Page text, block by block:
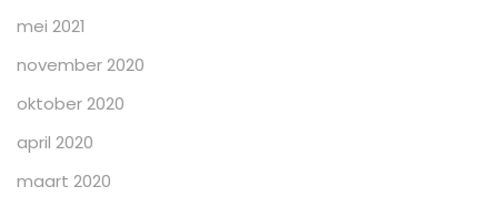
mei 2021
november 2020
oktober 2020
april 2020
maart 2020